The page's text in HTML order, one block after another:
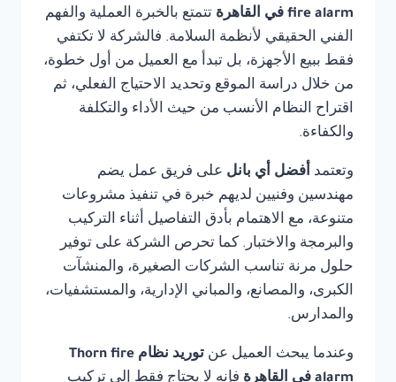
fire alarm في القاهرة
تتمتع بالخبرة العملية والفهم
الفني الحقيقي لأنظمة السلامة. فالشركة لا تكتفي
فقط ببيع الأجهزة، بل تبدأ مع العميل من أول خطوة،
من خلال دراسة الموقع وتحديد الاحتياج الفعلي، ثم
اقتراح النظام الأنسب من حيث الأداء والتكلفة
والكفاءة.
وتعتمد أفضل أي بانل على فريق عمل يضم
مهندسين وفنيين لديهم خبرة في تنفيذ مشروعات
متنوعة، مع الاهتمام بأدق التفاصيل أثناء التركيب
والبرمجة والاختبار. كما تحرص الشركة على توفير
حلول مرنة تناسب الشركات الصغيرة، والمنشآت
الكبرى، والمصانع، والمباني الإدارية، والمستشفيات،
والمدارس.
وعندما يبحث العميل عن
توريد نظام Thorn fire